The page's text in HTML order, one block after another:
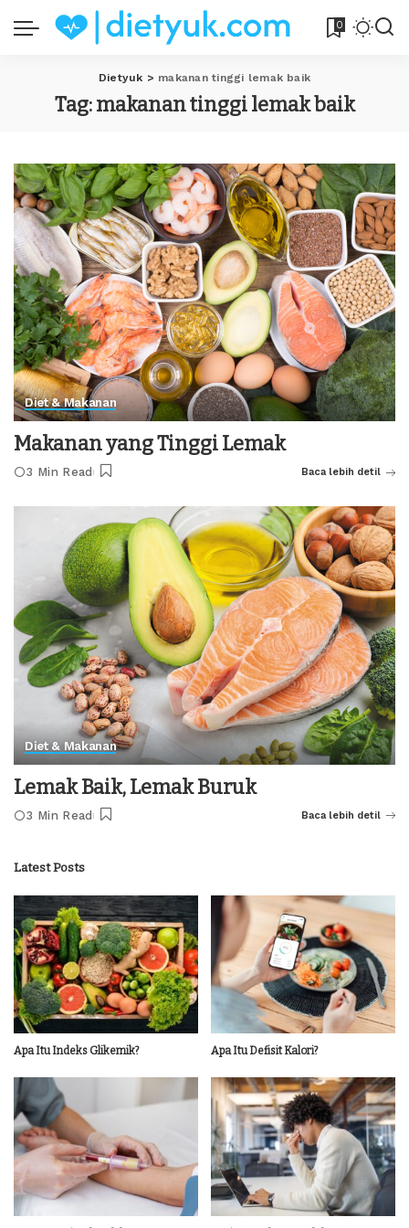
0
Dietyuk > makanan tinggi lemak baik
Tag:makanan tinggi lemak baik
Diet & Makanan
Makanan yang Tinggi Lemak
3 Min Read Baca lebih detil
Diet & Makanan
Lemak Baik, Lemak Buruk
3 Min Read Baca lebih detil
Latest Posts
Apa Itu Indeks Glikemik? Apa Itu Defisit Kalori?